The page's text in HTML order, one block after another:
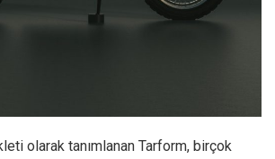
olarak tanımlanan Tarform, birçok